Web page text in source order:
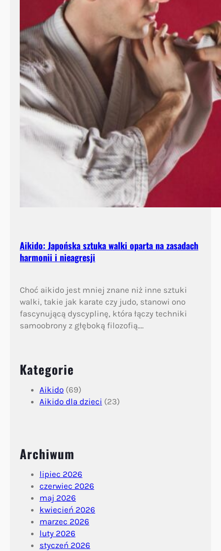
Aikido: Japońska sztuka walki oparta na zasadach
harmonii i nieagresji
Choć aikido jest mniej znane niż inne sztuki
walki, takie jak karate czy judo, stanowi ono
fascynującą dyscyplinę, która łączy techniki
samoobrony z głęboką filozofią.…
Kategorie
Aikido (69)
Aikido dla dzieci (23)
Archiwum
lipiec 2026
czerwiec 2026
maj 2026
kwiecień 2026
marzec 2026
luty 2026
styczeń 2026